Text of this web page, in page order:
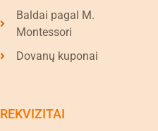
Baldai pagal M.
Montessori
Dovanų kuponai
REKVIZITAI